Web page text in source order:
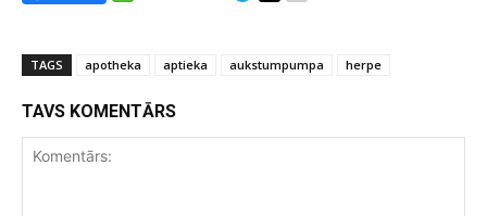
TAGS apotheka aptieka aukstumpumpa herpe
TAVS KOMENTĀRS